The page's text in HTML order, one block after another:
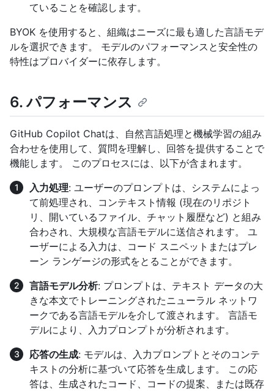
ていることを確認します。
BYOK を使用すると、組織はニーズに最も適した言語モデ
ルを選択できます。 モデルのパフォーマンスと安全性の
特性はプロバイダーに依存します。
6. パフォーマンス
GitHub Copilot Chatは、自然言語処理と機械学習の組み
合わせを使用して、質問を理解し、回答を提供することで
機能します。 このプロセスには、以下が含まれます。
入力処理: ユーザーのプロンプトは、システムによっ
て前処理され、コンテキスト情報 (現在のリポジト
リ、開いているファイル、チャット履歴など) と組み
合わされ、大規模な言語モデルに送信されます。 ユ
ーザーによる入力は、コード スニペットまたはプレ
ーン ランゲージの形式をとることができます。
言語モデル分析: プロンプトは、テキスト データの大
きな本文でトレーニングされたニューラル ネットワ
ークである言語モデルを介して渡されます。 言語モ
デルにより、入力プロンプトが分析されます。
応答の生成: モデルは、入力プロンプトとそのコンテ
キストの分析に基づいて応答を生成します。 この応
答は、生成されたコード、コードの提案、または既存